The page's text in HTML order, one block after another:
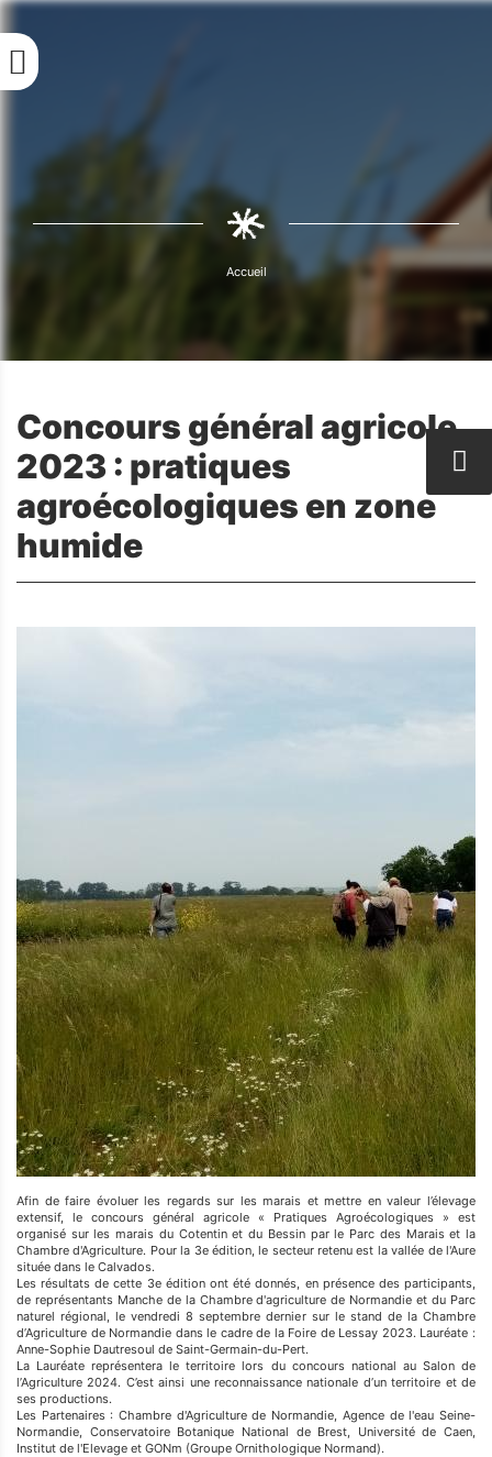
Aller
contenu
principal
Fil
d'Ariane
d'Ariane
Accueil
Concours général agricole
2023 : pratiques
agroécologiques en zone
humide
Afin de faire évoluer les regards sur les marais et mettre en valeur l’élevage
extensif, le concours général agricole « Pratiques Agroécologiques » est
organisé sur les marais du Cotentin et du Bessin par le Parc des Marais et la
Chambre d'Agriculture. Pour la 3e édition, le secteur retenu est la vallée de l'Aure
située dans le Calvados.
Les résultats de cette 3e édition ont été donnés, en présence des participants,
de représentants Manche de la Chambre d'agriculture de Normandie et du Parc
naturel régional, le vendredi 8 septembre dernier sur le stand de la Chambre
d’Agriculture de Normandie dans le cadre de la Foire de Lessay 2023. Lauréate :
Anne-Sophie Dautresoul de Saint-Germain-du-Pert.
La Lauréate représentera le territoire lors du concours national au Salon de
l’Agriculture 2024. C’est ainsi une reconnaissance nationale d’un territoire et de
ses productions.
Les Partenaires : Chambre d'Agriculture de Normandie, Agence de l'eau Seine-
Normandie, Conservatoire Botanique National de Brest, Université de Caen,
Institut de l'Elevage et GONm (Groupe Ornithologique Normand).